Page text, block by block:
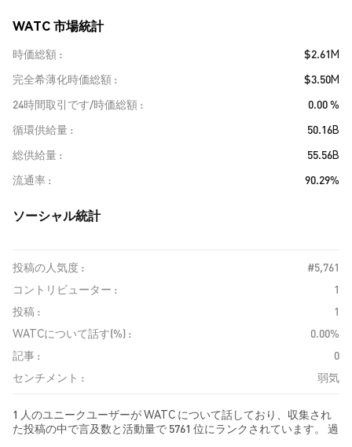
WATC 市場統計
時価総額
$2.61M
完全希薄化時価総額
$3.50M
24時間取引です/時価総額
0.00 %
循環供給量
50.16B
総供給量
55.56B
流通率
90.29%
ソーシャル統計
投稿の人気度 :
#5,761
コントリビューター :
1
投稿 :
1
WATCについて話す(%) :
0.00%
記事 :
0
センチメント :
弱気
1 人のユニークユーザーが WATC について話しており、収集され
た投稿の中で言及数と活動量で 5761 位にランクされています。 過